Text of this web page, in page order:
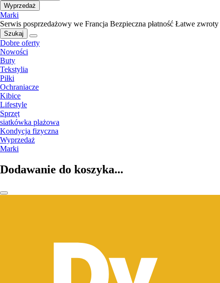
Wyprzedaż
Marki
Serwis posprzedażowy we Francja Bezpieczna płatność Łatwe zwroty
Szukaj
Dobre oferty
Nowości
Buty
Tekstylia
Piłki
Ochraniacze
Kibice
Lifestyle
Sprzęt
siatkówka plażowa
Kondycja fizyczna
Wyprzedaż
Marki
Dodawanie do koszyka...